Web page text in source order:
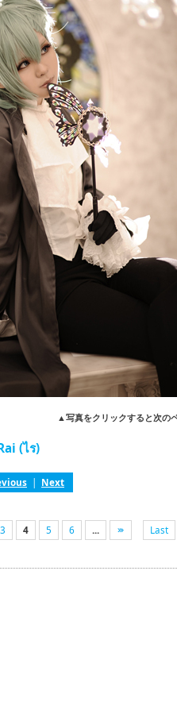
▲写真をクリックすると次の
(ไร)
| Next
3 4 5 6 ... Last